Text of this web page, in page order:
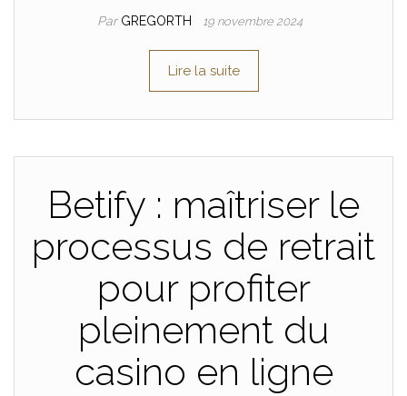
Par GREGORTH 19 novembre 2024
Lire la suite
Betify : maîtriser le
processus de retrait
pour profiter
pleinement du
casino en ligne